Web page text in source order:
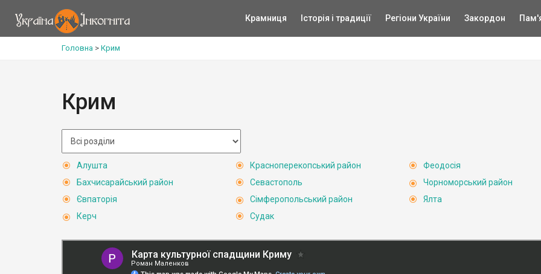
Крамниця Історія і традиції Регіони України Закордон
Головна > Крим
Крим
Алушта
Бахчисарайський район
Євпаторія
Керч
Красноперекопський район
Севастополь
Сімферопольський район
Судак
Феодосія
Чорноморський район
Ялта